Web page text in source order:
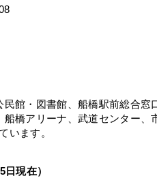
館・図書館、船橋駅前総合窓
橋アリーナ、武道センター、
います。
現在）